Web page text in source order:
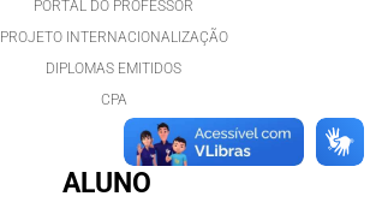
PORTAL DO PROFESSOR
PROJETO INTERNACIONALIZAÇÃO
DIPLOMAS EMITIDOS
CPA
ALUNO